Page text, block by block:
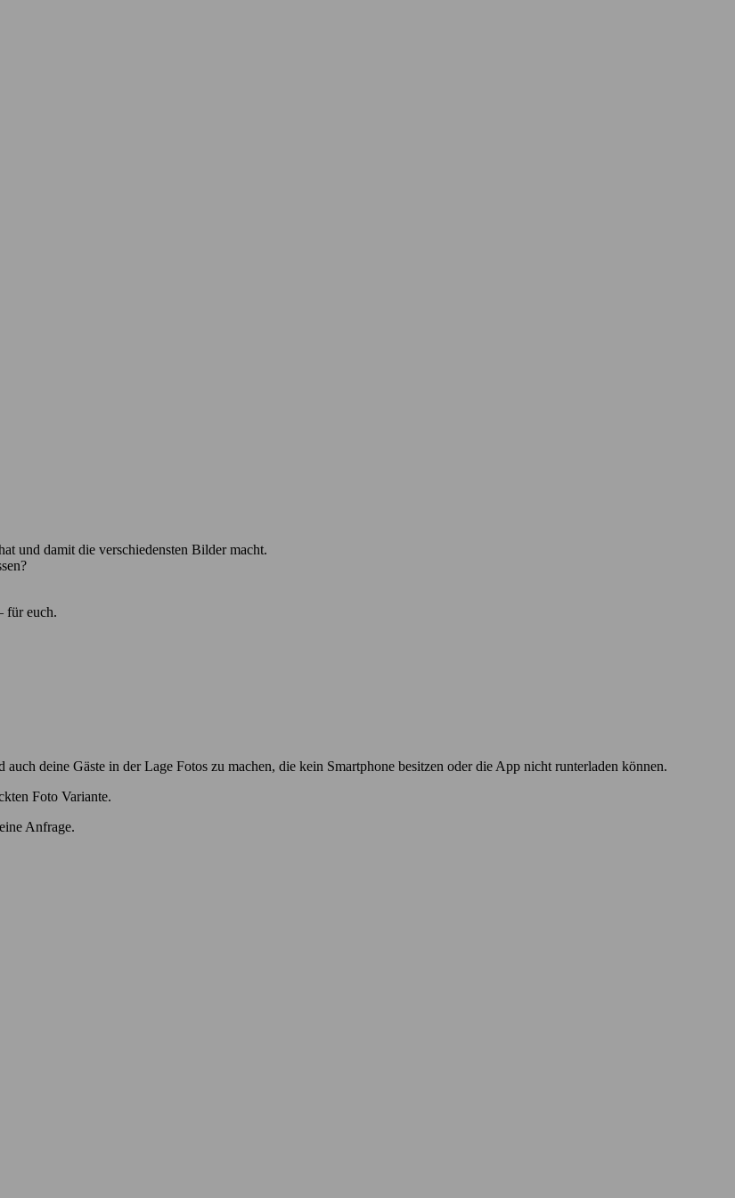
und damit die verschiedensten Bilder macht.
für euch.
deine Gäste in der Lage Fotos zu machen, die kein Smartphone besitzen oder die App nicht runterladen können.
Foto Variante.
Anfrage.